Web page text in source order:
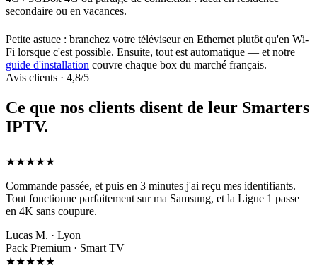
secondaire ou en vacances.
Petite astuce : branchez votre téléviseur en Ethernet plutôt qu'en Wi-
Fi lorsque c'est possible. Ensuite, tout est automatique — et notre
guide d'installation couvre chaque box du marché français.
Avis clients · 4,8/5
Ce que nos clients disent de leur Smarters
IPTV.
★★★★★
Commande passée, et puis en 3 minutes j'ai reçu mes identifiants.
Tout fonctionne parfaitement sur ma Samsung, et la Ligue 1 passe
en 4K sans coupure.
Lucas M. · Lyon
Pack Premium · Smart TV
★★★★★